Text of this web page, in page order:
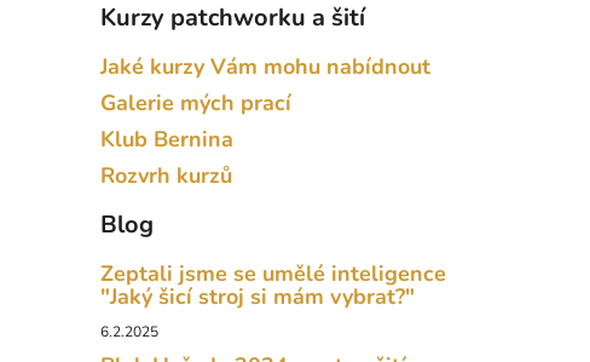
Kurzy patchworku a šití
Jaké kurzy Vám mohu nabídnout
Galerie mých prací
Klub Bernina
Rozvrh kurzů
Blog
Zeptali jsme se umělé inteligence
"Jaký šicí stroj si mám vybrat?"
6.2.2025